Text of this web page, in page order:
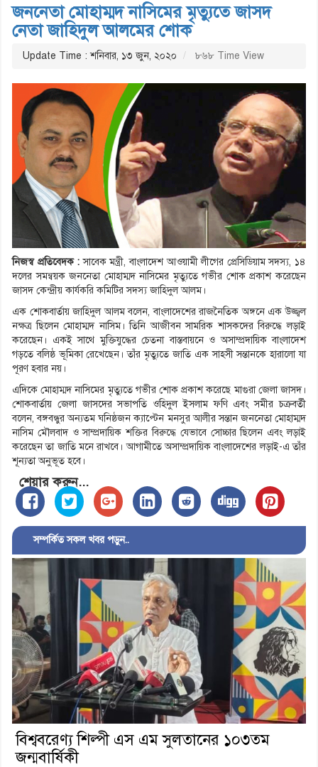
জননেতা মোহাম্মদ নাসিমের মৃত্যুতে জাসদ
নেতা জাহিদুল আলমের শোক
Update Time : শনিবার, ১৩ জুন, ২০২০ ৮৬৮ Time View
নিজস্ব প্রতিবেদক : সাবেক মন্ত্রী, বাংলাদেশ আওয়ামী লীগের প্রেসিডিয়াম সদস্য, ১৪
দলের সমন্বয়ক জননেতা মোহাম্মদ নাসিমের মৃত্যুতে গভীর শোক প্রকাশ করেছেন
জাসদ কেন্দ্রীয় কার্যকরি কমিটির সদস্য জাহিদুল আলম।
এক শোকবার্তায় জাহিদুল আলম বলেন, বাংলাদেশের রাজনৈতিক অঙ্গনে এক উজ্জ্বল
নক্ষত্র ছিলেন মোহাম্মদ নাসিম। তিনি আজীবন সামরিক শাসকদের বিরুদ্ধে লড়াই
করেছেন। একই সাথে মুক্তিযুদ্ধের চেতনা বাস্তবায়নে ও অসাম্প্রদায়িক বাংলাদেশ
গড়তে বলিষ্ঠ ভূমিকা রেখেছেন। তাঁর মৃত্যুতে জাতি এক সাহসী সন্তানকে হারালো যা
পূরণ হবার নয়।
এদিকে মোহাম্মদ নাসিমের মৃত্যুতে গভীর শোক প্রকাশ করেছে মাগুরা জেলা জাসদ।
শোকবার্তায় জেলা জাসদের সভাপতি ওহিদুল ইসলাম ফণি এবং সমীর চক্রবর্তী
বলেন, বঙ্গবন্ধুর অন্যতম ঘনিষ্ঠজন ক্যাপ্টেন মনসুর আলীর সন্তান জননেতা মোহাম্মদ
নাসিম মৌলবাদ ও সাম্প্রদায়িক শক্তির বিরুদ্ধে যেভাবে সোচ্চার ছিলেন এবং লড়াই
করেছেন তা জাতি মনে রাখবে। আগামীতে অসাম্প্রদায়িক বাংলাদেশের লড়াই-এ তাঁর
শূন্যতা অনুভূত হবে।
শেয়ার করুন...
সম্পর্কিত সকল খবর পড়ুন..
বিশ্ববরেণ্য শিল্পী এস এম সুলতানের ১০৩তম
জন্মবার্ষিকী